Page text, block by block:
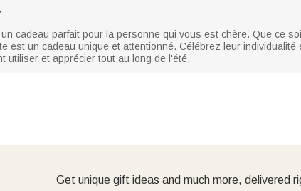
cadeau parfait pour la personne qui vous est chère. Que ce
est un cadeau unique et attentionné. Célébrez leur
utiliser et apprécier tout au long de l'été.
Get unique gift ideas and much more, delivered